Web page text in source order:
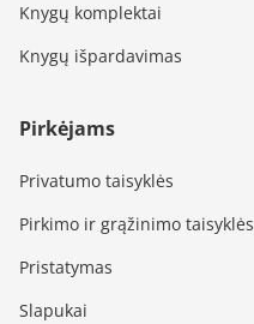
Knygų komplektai
Knygų išpardavimas
Pirkėjams
Privatumo taisyklės
Pirkimo ir grąžinimo taisyklės
Pristatymas
Slapukai